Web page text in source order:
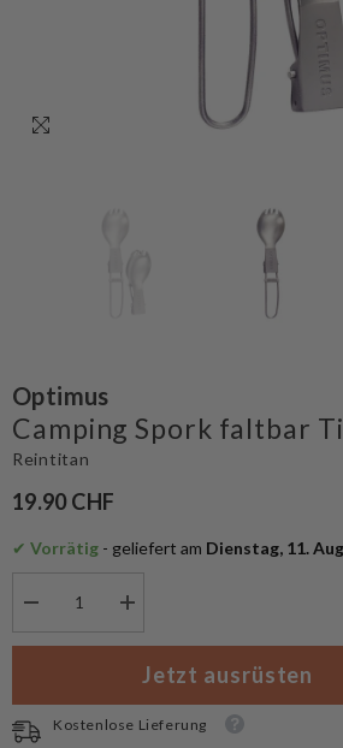
Optimus
Camping Spork faltbar
Reintitan
19.90 CHF
✔ Vorrätig - geliefert am Dienstag, 11. Aug
für
Spork
faltbar
Titanium
Menge
für
Optimus
Camping
Spork
faltbar
Jetzt ausrüsten
Kostenlose Lieferung